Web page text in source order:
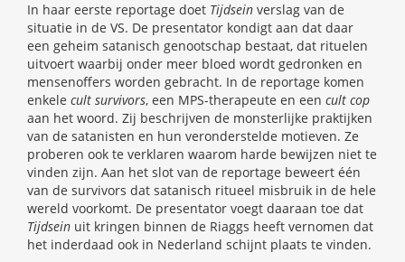
In haar eerste reportage doet Tijdsein verslag van de
situatie in de VS. De presentator kondigt aan dat daar
een geheim satanisch genootschap bestaat, dat rituelen
uitvoert waarbij onder meer bloed wordt gedronken en
mensenoffers worden gebracht. In de reportage komen
enkele cult survivors, een MPS-therapeute en een cult cop
aan het woord. Zij beschrijven de monsterlijke praktijken
van de satanisten en hun veronderstelde motieven. Ze
proberen ook te verklaren waarom harde bewijzen niet te
vinden zijn. Aan het slot van de reportage beweert één
van de survivors dat satanisch ritueel misbruik in de hele
wereld voorkomt. De presentator voegt daaraan toe dat
Tijdsein uit kringen binnen de Riaggs heeft vernomen dat
het inderdaad ook in Nederland schijnt plaats te vinden.